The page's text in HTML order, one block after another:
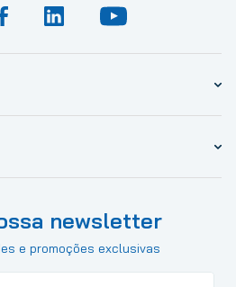
newsletter
e promoções exclusivas